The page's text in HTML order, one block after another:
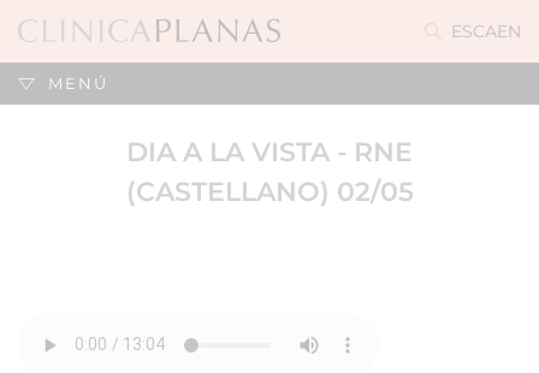
ESCAEN
MENÚ
DIA A LA VISTA - RNE
(CASTELLANO) 02/05